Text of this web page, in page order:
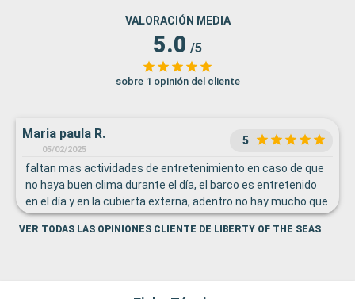
VALORACIÓN MEDIA
5.0 /5
sobre 1 opinión del cliente
Maria paula R.
05/02/2025
5
faltan mas actividades de entretenimiento en caso de que
no haya buen clima durante el día, el barco es entretenido
en el día y en la cubierta externa, adentro no hay mucho que
hacer
VER TODAS LAS OPINIONES CLIENTE DE LIBERTY OF THE SEAS